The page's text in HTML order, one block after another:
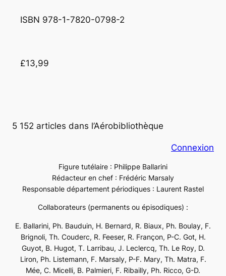
ISBN 978-1-7820-0798-2
£13,99
5 152 articles dans l’Aérobibliothèque
Connexion
Figure tutélaire : Philippe Ballarini
Rédacteur en chef : Frédéric Marsaly
Responsable département périodiques : Laurent Rastel
Collaborateurs (permanents ou épisodiques) :
E. Ballarini, Ph. Bauduin, H. Bernard, R. Biaux, Ph. Boulay, F.
Brignoli, Th. Couderc, R. Feeser, R. Françon, P-C. Got, H.
Guyot, B. Hugot, T. Larribau, J. Leclercq, Th. Le Roy, D.
Liron, Ph. Listemann, F. Marsaly, P-F. Mary, Th. Matra, F.
Mée, C. Micelli, B. Palmieri, F. Ribailly, Ph. Ricco, G-D.